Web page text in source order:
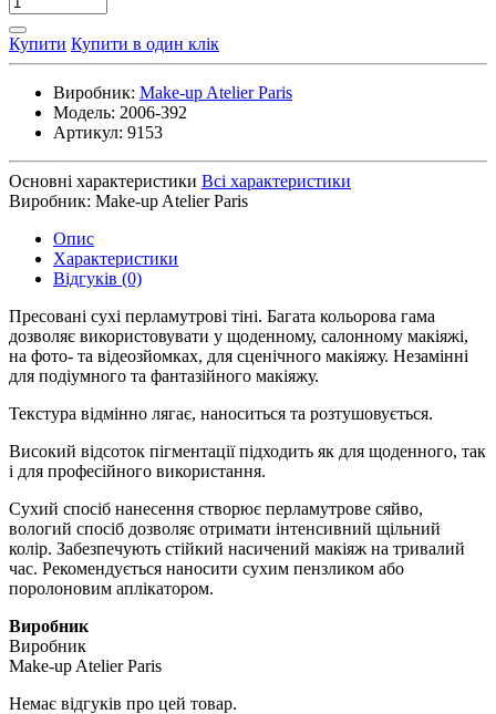
Купити Купити в один клік
Виробник: Make-up Atelier Paris
Модель: 2006-392
Артикул: 9153
Основні характеристики Всі характеристики
Виробник: Make-up Atelier Paris
Опис
Характеристики
Відгуків (0)
Пресовані сухі перламутрові тіні. Багата кольорова гама
дозволяє використовувати у щоденному, салонному макіяжі,
на фото- та відеозйомках, для сценічного макіяжу. Незамінні
для подіумного та фантазійного макіяжу.
Текстура відмінно лягає, наноситься та розтушовується.
Високий відсоток пігментації підходить як для щоденного, так
і для професійного використання.
Сухий спосіб нанесення створює перламутрове сяйво,
вологий спосіб дозволяє отримати інтенсивний щільний
колір. Забезпечують стійкий насичений макіяж на тривалий
час. Рекомендується наносити сухим пензликом або
поролоновим аплікатором.
Виробник
Виробник
Make-up Atelier Paris
Немає відгуків про цей товар.